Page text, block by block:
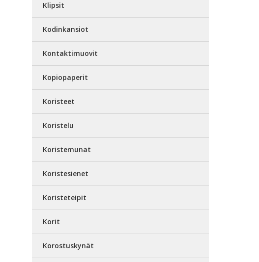
Klipsit
Kodinkansiot
Kontaktimuovit
Kopiopaperit
Koristeet
Koristelu
Koristemunat
Koristesienet
Koristeteipit
Korit
Korostuskynät